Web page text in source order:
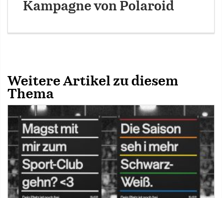
Kampagne von Polaroid
Weitere Artikel zu diesem
Thema